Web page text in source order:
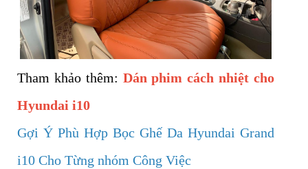
Tham khảo thêm: Dán phim cách nhiệt cho
Hyundai i10
Gợi Ý Phù Hợp Bọc Ghế Da Hyundai Grand
i10 Cho Từng nhóm Công Việc